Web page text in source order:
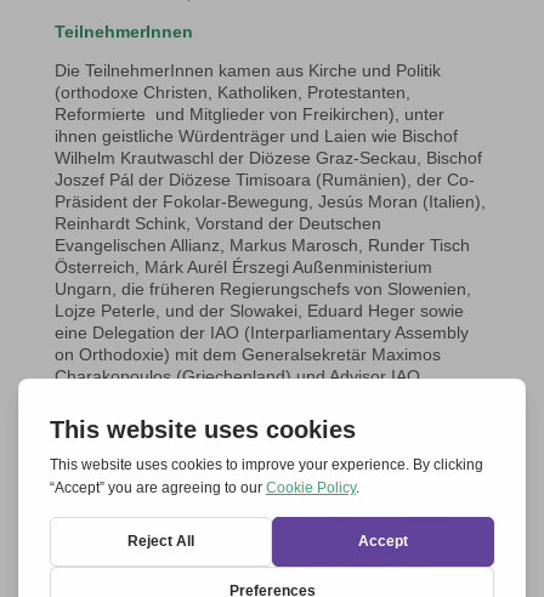
TeilnehmerInnen
Die TeilnehmerInnen kamen aus Kirche und Politik
(orthodoxe Christen, Katholiken, Protestanten,
Reformierte und Mitglieder von Freikirchen), unter
ihnen geistliche Würdenträger und Laien wie Bischof
Wilhelm Krautwaschl der Diözese Graz-Seckau, Bischof
Joszef Pál der Diözese Timisoara (Rumänien), der Co-
Präsident der Fokolar-Bewegung, Jesús Moran (Italien),
Reinhardt Schink, Vorstand der Deutschen
Evangelischen Allianz, Markus Marosch, Runder Tisch
Österreich, Márk Aurél Érszegi Außenministerium
Ungarn, die früheren Regierungschefs von Slowenien,
Lojze Peterle, und der Slowakei, Eduard Heger sowie
eine Delegation der IAO (Interparliamentary Assembly
on Orthodoxie) mit dem Generalsekretär Maximos
Charakopoulos (Griechenland) und Advisor IAO
Programm
In Graz-Seggau standen immer wieder Gespräche,
Lebenszeugnisse und Arbeitsgruppen im Mittelpunkt.
Nach dem Trägerkreistreffen 2023 in Timisoara mit dem
Titel „Zur Einheit berufen“ spürten die TeilnehmerInnen
2024 in Graz ganz neu, dass im Miteinander ihrer
verschiedenen Charismen und Kirchen viele